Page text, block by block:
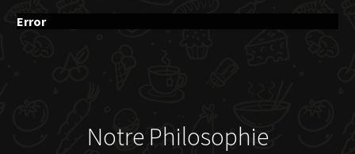
Error
Notre Philosophie